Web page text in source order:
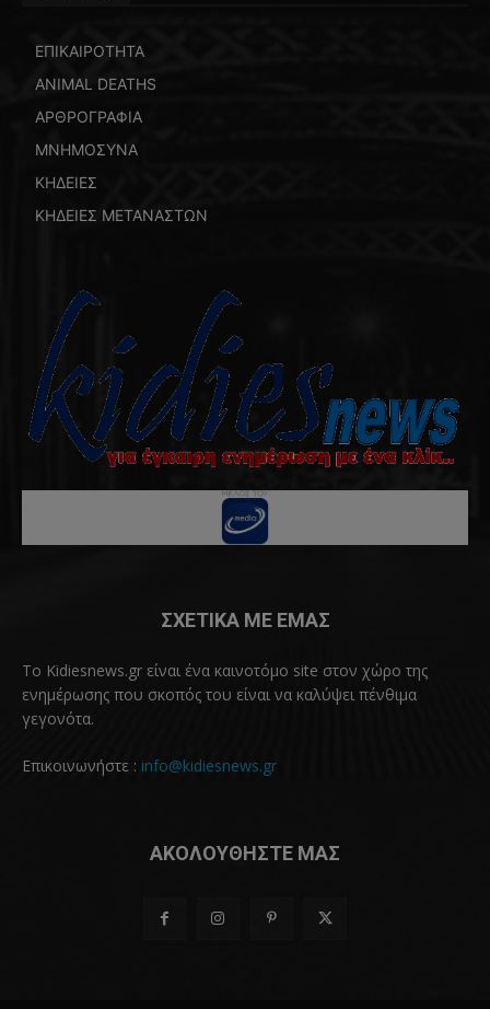
ΕΠΙΚΑΙΡΟΤΗΤΑ
ANIMAL DEATHS
ΑΡΘΡΟΓΡΑΦΙΑ
ΜΝΗΜΟΣΥΝΑ
ΚΗΔΕΙΕΣ
ΚΗΔΕΙΕΣ ΜΕΤΑΝΑΣΤΩΝ
ΣΧΕΤΙΚΑ ΜΕ ΕΜΑΣ
Το Kidiesnews.gr είναι ένα καινοτόμο site στον χώρο της
ενημέρωσης που σκοπός του είναι να καλύψει πένθιμα
γεγονότα.
Επικοινωνήστε : info@kidiesnews.gr
ΑΚΟΛΟΥΘΗΣΤΕ ΜΑΣ